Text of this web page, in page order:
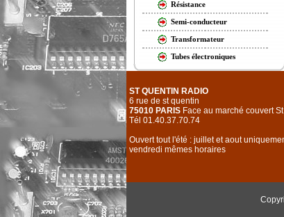
Résistance
Semi-conducteur
Transformateur
Tubes électroniques
ST QUENTIN RADIO
6 rue de st quentin
75010 PARIS Face au marché couvert
Tél 01.40.37.70.74
Ouvert tout l'été : juillet et aout
vendredi mêmes horaires